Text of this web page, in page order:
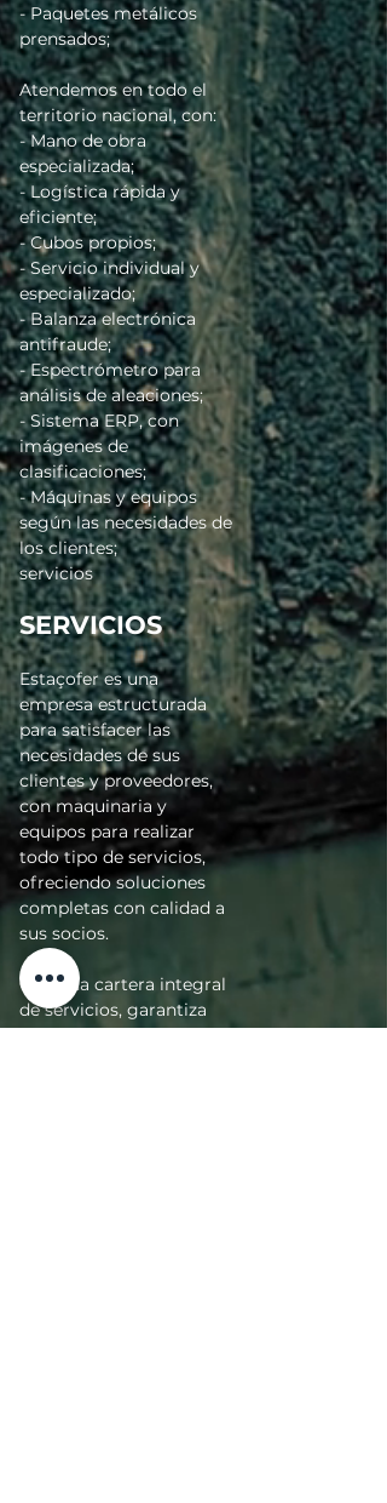
- Paquetes metálicos
prensados;
Atendemos en todo el
territorio nacional, con:
- Mano de obra
especializada;
- Logística rápida y
eficiente;
- Cubos propios;
- Servicio individual y
especializado;
- Balanza electrónica
antifraude;
- Espectrómetro para
análisis de aleaciones;
- Sistema ERP, con
imágenes de
clasificaciones;
- Máquinas y equipos
según las necesidades de
los clientes;
servicios
SERVICIOS
Estaçofer es una
empresa estructurada
para satisfacer las
necesidades de sus
clientes y proveedores,
con maquinaria y
equipos para realizar
todo tipo de servicios,
ofreciendo soluciones
completas con calidad a
sus socios.
Con una cartera integral
de servicios, garantiza
que sus operaciones se